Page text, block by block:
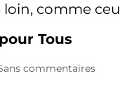
loin, comme
Tous
commentaires